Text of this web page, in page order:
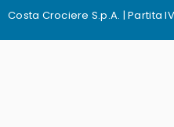
Costa Crociere S.p.A. | Partita